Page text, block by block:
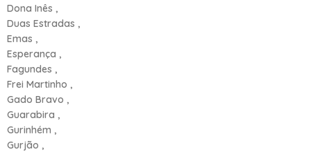
Dona Inês ,
Duas Estradas ,
Emas ,
Esperança ,
Fagundes ,
Frei Martinho ,
Gado Bravo ,
Guarabira ,
Gurinhém ,
Gurjão ,